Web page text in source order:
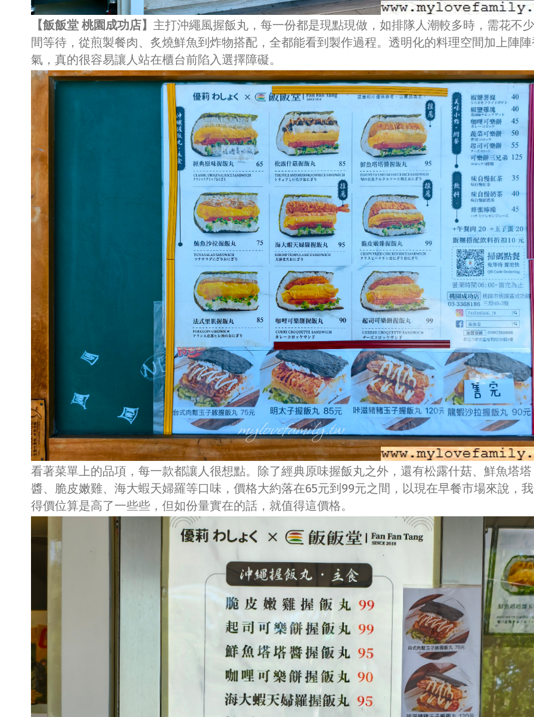
【飯飯堂 桃園成功店】 主打沖繩風握飯丸，每一份都是現點現做，如排隊人潮較多時，需花不
間等待，從煎製餐肉、炙燒鮮魚到炸物搭配，全都能看到製作過程。透明化的料理空間加上陣
氣，真的很容易讓人站在櫃台前陷入選擇障礙。
看著菜單上的品項，每一款都讓人很想點。除了經典原味握飯丸之外，還有松露什菇、鮮魚塔塔
醬、脆皮嫩雞、海大蝦天婦羅等口味，價格大約落在65元到99元之間，以現在早餐市場來說，
得價位算是高了一些些，但如份量實在的話，就值得這價格。